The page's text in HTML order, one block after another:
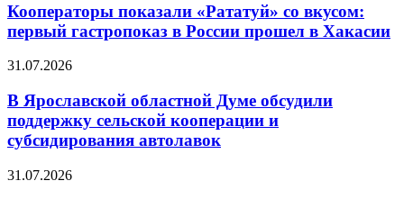
Кооператоры показали «Рататуй» со вкусом:
первый гастропоказ в России прошел в Хакасии
31.07.2026
В Ярославской областной Думе обсудили
поддержку сельской кооперации и
субсидирования автолавок
31.07.2026